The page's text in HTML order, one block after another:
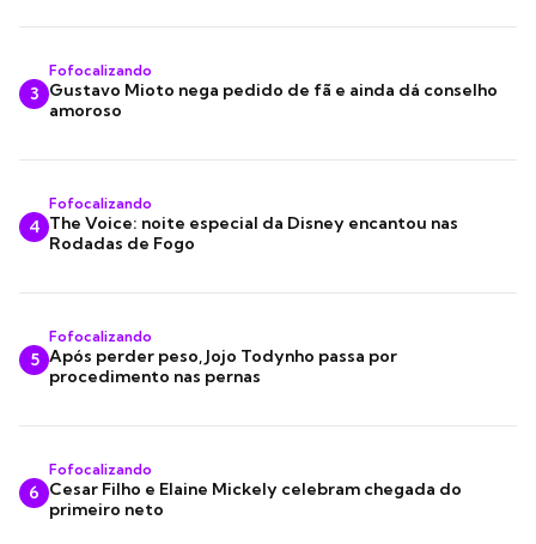
3
Fofocalizando
Gustavo Mioto nega pedido de fã e ainda dá conselho
amoroso
4
Fofocalizando
The Voice: noite especial da Disney encantou nas
Rodadas de Fogo
5
Fofocalizando
Após perder peso, Jojo Todynho passa por
procedimento nas pernas
6
Fofocalizando
Cesar Filho e Elaine Mickely celebram chegada do
primeiro neto